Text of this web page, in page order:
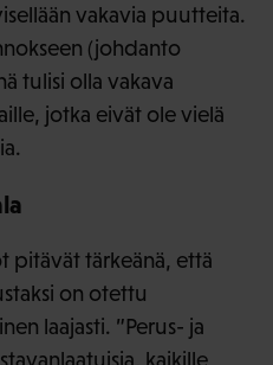
vakavia puutteita.
(johdanto
tulisi olla vakava
jotka eivät ole vielä
pitävät tärkeänä, että
on otettu
laajasti. ”Perus- ja
kaikille